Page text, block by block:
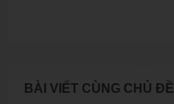
BÀI VIẾT CÙNG CHỦ ĐỀ